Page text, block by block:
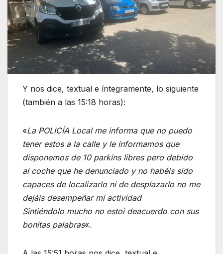
Y nos dice, textual e íntegramente, lo siguiente
(también a las 15:18 horas):
«La POLICÍA Local me informa que no puedo
tener estos a la calle y le informamos que
disponemos de 10 parkins libres pero debido
al coche que he denunciado y no habéis sido
capaces de localizarlo ni de desplazarlo no me
dejáis desempeñar mí actividad
Sintiéndolo mucho no estoi deacuerdo con sus
bonitas palabras«.